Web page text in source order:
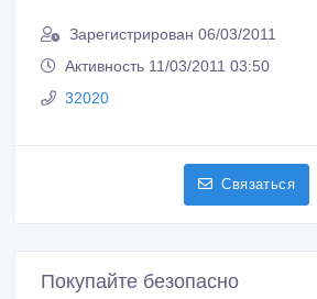
Зарегистрирован 06/03/2011
Активность 11/03/2011 03:50
32020
Связаться
Покупайте безопасно